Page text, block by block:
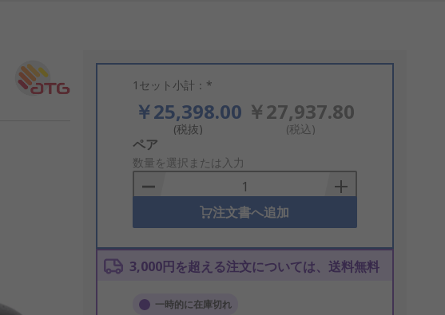
1セット小計：*
￥25,398.00
(税抜)
￥27,937.80
(税込)
Add
to
Basket
ペア
数量を選択または入力
注文書へ追加
3,000円を超える注文については、送料無料
一時的に在庫切れ